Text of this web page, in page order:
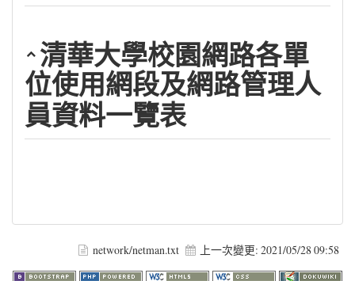
清華大學校園網路各單
位使用網段及網路管理人
員資料一覽表
network/netman.txt 上一次變更: 2021/05/28 09:58